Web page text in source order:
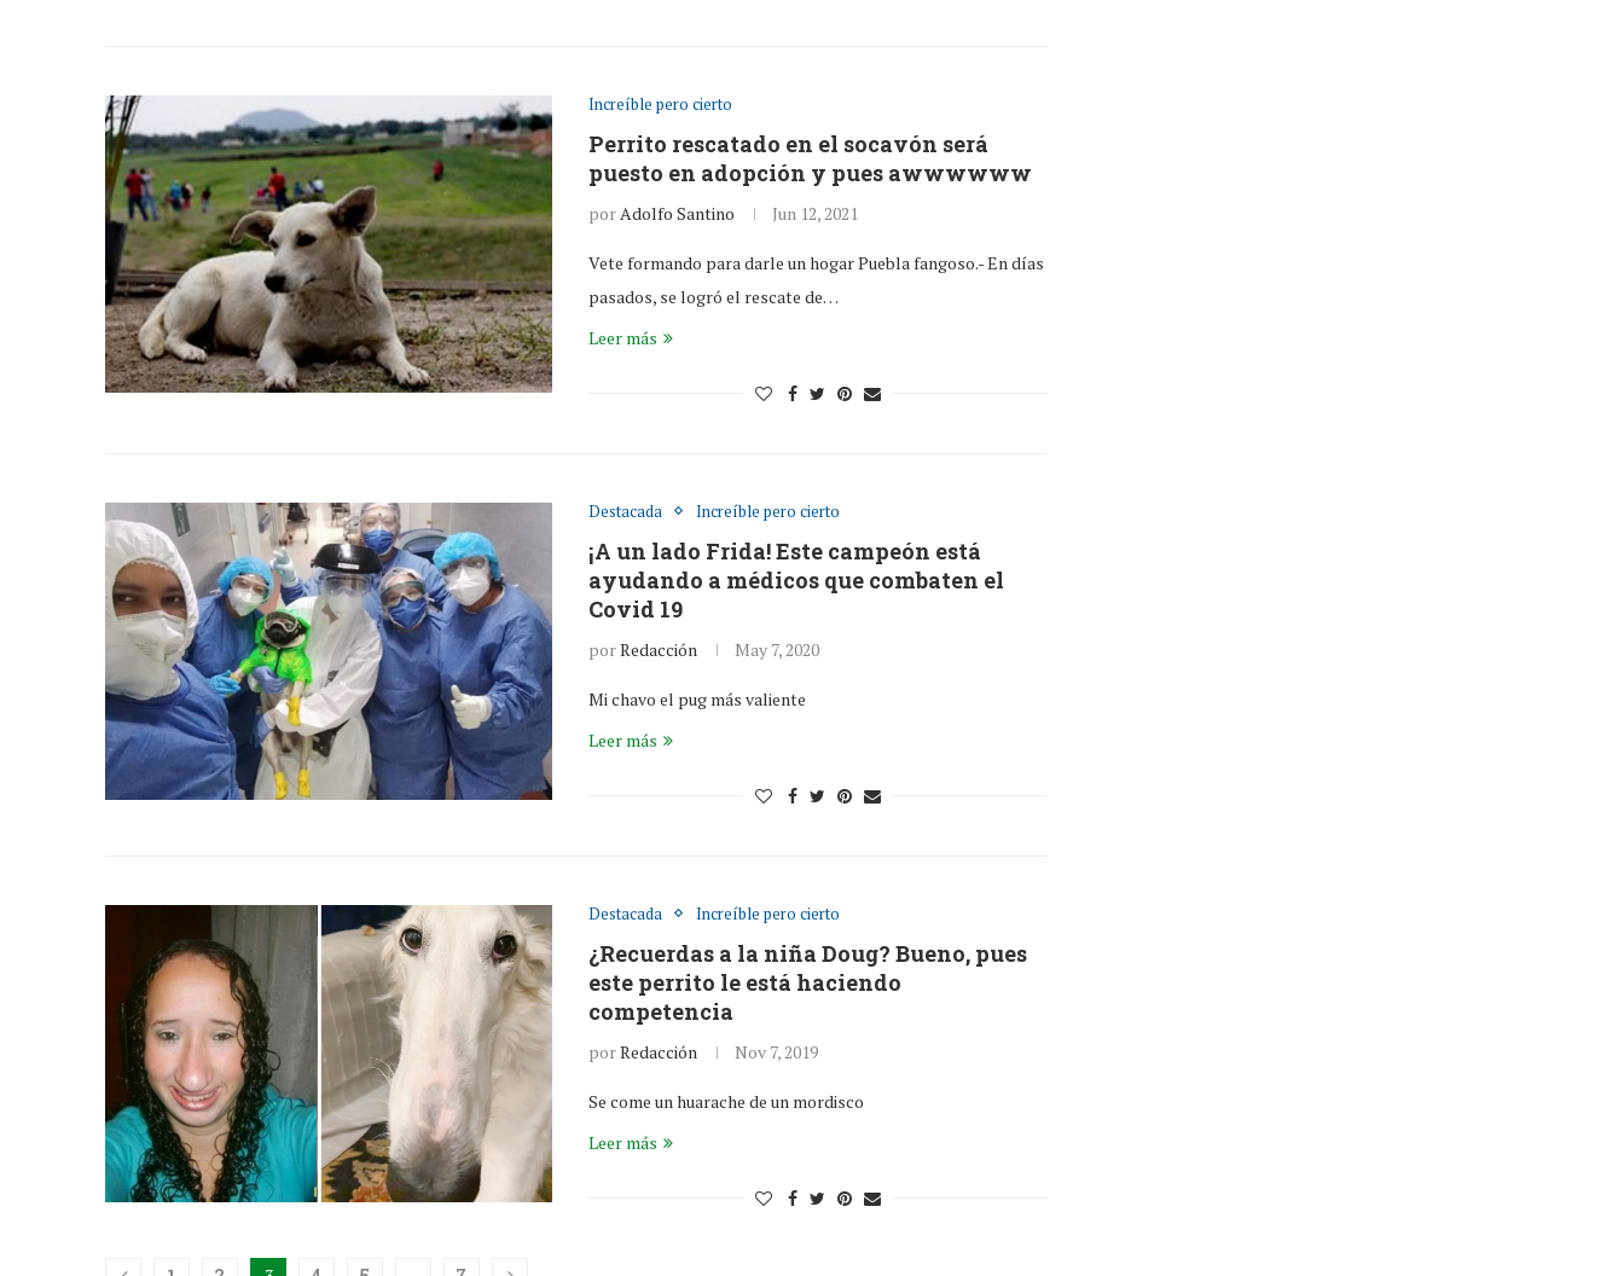
Increíble pero cierto
Perrito rescatado en el socavón será
puesto en adopción y pues awwwwww
por Adolfo Santino Jun 12, 2021
Vete formando para darle un hogar Puebla fangoso.- En días
pasados, se logró el rescate de…
Leer más
Destacada Increíble pero cierto
¡A un lado Frida! Este campeón está
ayudando a médicos que combaten el
Covid 19
porRedacción May 7, 2020
Mi chavo el pug más valiente
Leer más
Destacada Increíble pero cierto
¿Recuerdas a la niña Doug? Bueno, pues
este perrito le está haciendo
competencia
porRedacción Nov 7, 2019
Se come un huarache de un mordisco
Leer más